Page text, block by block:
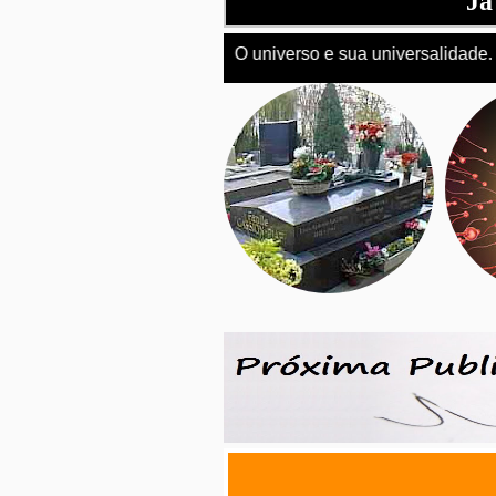
O universo e sua universalidade. | ameaça